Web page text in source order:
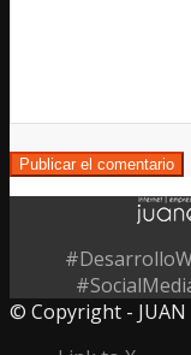
© Copyright - JUAN